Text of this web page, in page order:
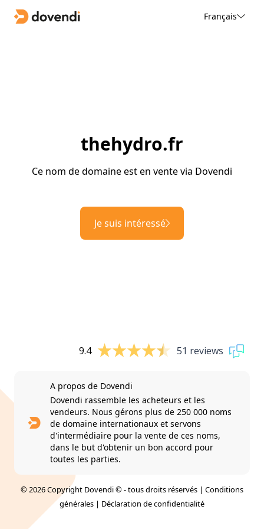
Français
thehydro.fr
Ce nom de domaine est en vente via Dovendi
Je suis intéressé
9.4 51 reviews
A propos de Dovendi
Dovendi rassemble les acheteurs et les
vendeurs. Nous gérons plus de 250 000 noms
de domaine internationaux et servons
d'intermédiaire pour la vente de ces noms,
dans le but d'obtenir un bon accord pour
toutes les parties.
© 2026 Copyright Dovendi © - tous droits réservés | Conditions
générales | Déclaration de confidentialité